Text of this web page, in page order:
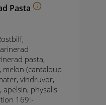
Pasta
pasta,
(cantaloup
vindruvor,
apelsin, physalis
169:-